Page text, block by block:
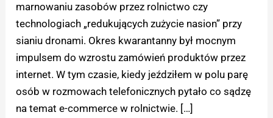
marnowaniu zasobów przez rolnictwo czy
technologiach „redukujących zużycie nasion” przy
sianiu dronami. Okres kwarantanny był mocnym
impulsem do wzrostu zamówień produktów przez
internet. W tym czasie, kiedy jeździłem w polu parę
osób w rozmowach telefonicznych pytało co sądzę
na temat e-commerce w rolnictwie. […]